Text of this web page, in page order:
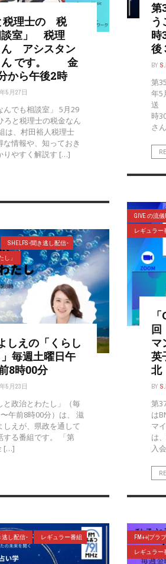
第
う
後
BY
第
年5
送
時
さ
税理士の 税
室」 税理
アシスタン
ん です。 金
から午後2時
5月27日
でも相談室」 5月29
ろと税理士の税金なん
は、村田裕人税理士
情報や、知っておき
りやすく解説す […]
GIVE の流儀
レギュラー
回
マ
英
BY
第
は
マ
は
入
SHELFS-聞き逃し配信-
」
えの「くらし
毎週土曜日午
8時00分
5月23日
と政治とわたし‪」（毎
午前8時00分）は、 滋
しえが、県政を通して
する番組です。 「第
[…]
逃し配信-
レギュラー番組
FM++(プラプ
レギュラー